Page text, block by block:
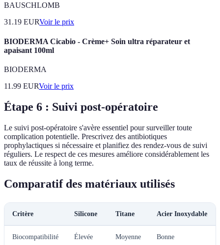
BAUSCHLOMB
31.19 EURVoir le prix
BIODERMA Cicabio - Crème+ Soin ultra réparateur et
apaisant 100ml
BIODERMA
11.99 EURVoir le prix
Étape 6 : Suivi post-opératoire
Le suivi post-opératoire s'avère essentiel pour surveiller toute
complication potentielle. Prescrivez des antibiotiques
prophylactiques si nécessaire et planifiez des rendez-vous de suivi
réguliers. Le respect de ces mesures améliore considérablement les
taux de réussite à long terme.
Comparatif des matériaux utilisés
Critère Silicone Titane Acier Inoxydable
Biocompatibilité Élevée Moyenne Bonne